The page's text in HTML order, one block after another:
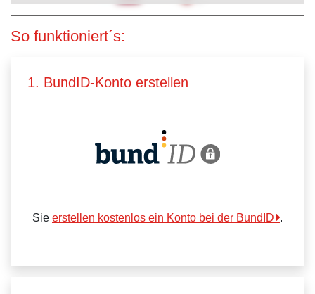
So funktioniert´s:
1. BundID-Konto erstellen
Sie erstellen kostenlos ein Konto bei der BundID .